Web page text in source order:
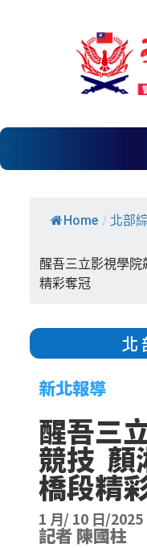
Home / 北部
醒吾三立影視學
精彩奪冠
北
新北報導
醒吾三
競技 顏
橋段精
1 月/ 10 日/2025
記者 陳國柱